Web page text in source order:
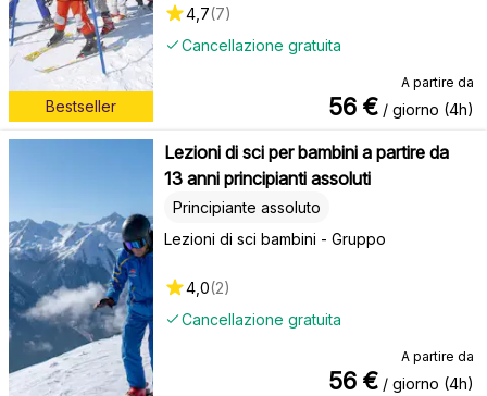
Bestseller
Cancellazione gratuita
4,7(7)
A partire da
56 € / giorno (4h)
Lezioni di sci per bambini a partire da
13 anni principianti assoluti
Lezioni di sci bambini - Gruppo
Principiante assoluto
Cancellazione gratuita
4,0(2)
A partire da
56 € / giorno (4h)